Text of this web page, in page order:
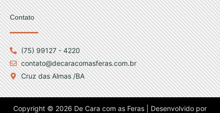
Contato
(75) 99127 - 4220
contato@decaracomasferas.com.br
Cruz das Almas /BA
Copyright © 2026 De Cara com as Feras | Desenvolvido por